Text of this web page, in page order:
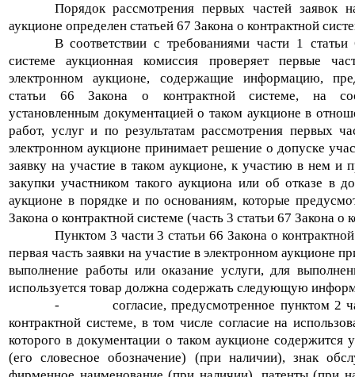
Порядок рассмотрения первых частей заявок
аукционе определен статьей 67 Закона о контрактной
В соответствии с требованиями части 1
системе аукционная комиссия проверяет первые
электронном аукционе, содержащие информацию,
статьи 66 Закона о контрактной системе, на
установленным документацией о таком аукционе в
работ, услуг и по результатам рассмотрения первых
электронном аукционе принимает решение о допуске
заявку на участие в таком аукционе, к участию в нем и
закупки участником такого аукциона или об отказе в
аукционе в порядке и по основаниям, которые
Закона о контрактной системе (часть 3 статьи 67 Закона о
Пунктом 3 части 3 статьи 66 Закона о
первая часть заявки на участие в электронном аукционе
выполнение работы или оказание услуги, для
используется товар должна содержать следующую
-
согласие, предусмотренное пунктом 2
контрактной системе, в том числе согласие на
которого в документации о таком аукционе содержится
(его словесное обозначение) (при наличии), знак